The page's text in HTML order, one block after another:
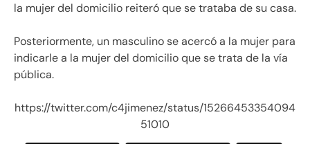
la mujer del domicilio reiteró que se trataba de su casa.
Posteriormente, un masculino se acercó a la mujer para
indicarle a la mujer del domicilio que se trata de la vía
pública.
https://twitter.com/c4jimenez/status/15266453354094
51010